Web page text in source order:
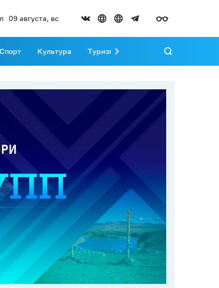
09 августа, вс
Спорт Культура Туризм Развитие Тувы